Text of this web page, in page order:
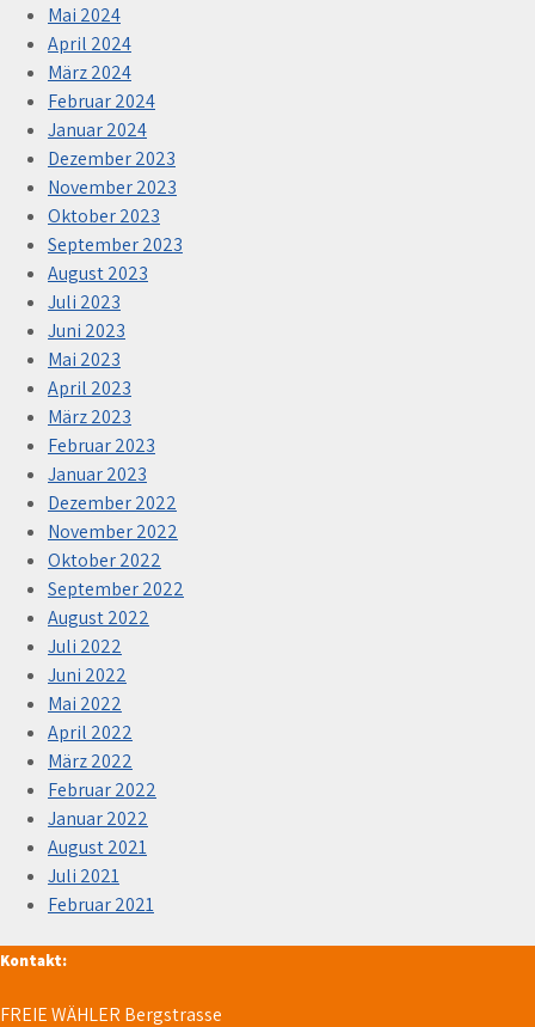
Mai 2024
April 2024
März 2024
Februar 2024
Januar 2024
Dezember 2023
November 2023
Oktober 2023
September 2023
August 2023
Juli 2023
Juni 2023
Mai 2023
April 2023
März 2023
Februar 2023
Januar 2023
Dezember 2022
November 2022
Oktober 2022
September 2022
August 2022
Juli 2022
Juni 2022
Mai 2022
April 2022
März 2022
Februar 2022
Januar 2022
August 2021
Juli 2021
Februar 2021
Kontakt:
FREIE WÄHLER Bergstrasse